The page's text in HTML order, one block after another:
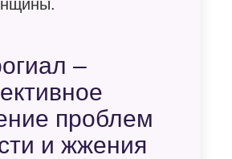
–
проблем
и жжения